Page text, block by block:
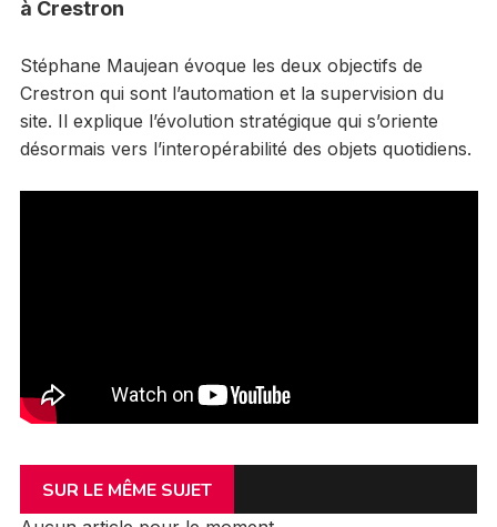
à Crestron
Stéphane Maujean évoque les deux objectifs de
Crestron qui sont l’automation et la supervision du
site. Il explique l’évolution stratégique qui s’oriente
désormais vers l’interopérabilité des objets quotidiens.
SUR LE MÊME SUJET